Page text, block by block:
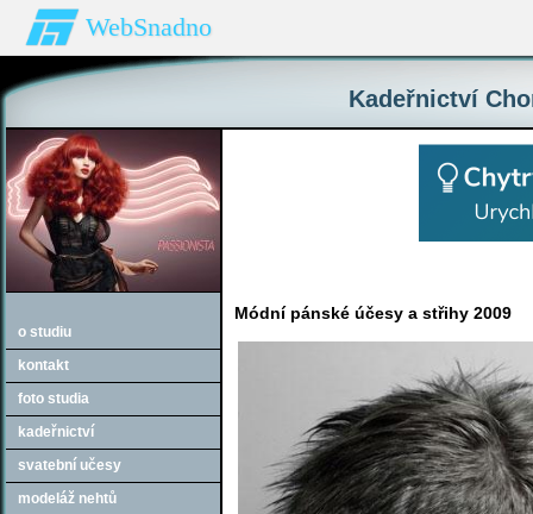
WebSnadno
Kadeřnictví
o studiu
kontakt
foto studia
kadeřnictví
svatební učesy
modeláž nehtů
Módní pánské účesy a střihy 2009